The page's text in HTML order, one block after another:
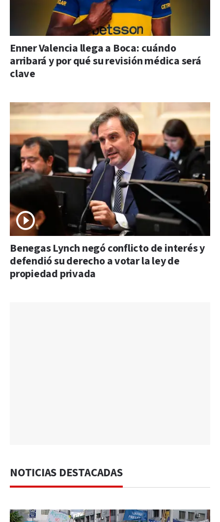
Enner Valencia llega a Boca: cuándo
arribará y por qué su revisión médica será
clave
Benegas Lynch negó conflicto de interés y
defendió su derecho a votar la ley de
propiedad privada
NOTICIAS DESTACADAS